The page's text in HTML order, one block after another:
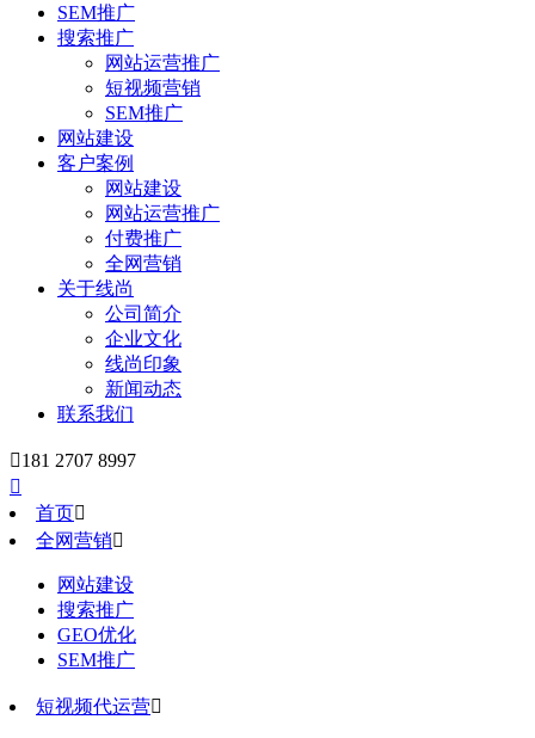
SEM推广
搜索推广
网站运营推广
短视频营销
SEM推广
网站建设
客户案例
网站建设
网站运营推广
付费推广
全网营销
关于线尚
公司简介
企业文化
线尚印象
新闻动态
联系我们
181 2707 8997

首页
全网营销
网站建设
搜索推广
GEO优化
SEM推广
短视频代运营